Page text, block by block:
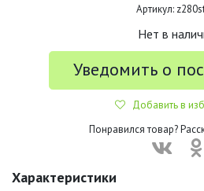
Артикул:
Нет в
Уведомить о
Добавить в
Понравился товар?
Характеристики